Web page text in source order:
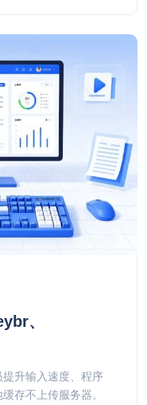
、
升输入速度、程序
存不上传服务器。